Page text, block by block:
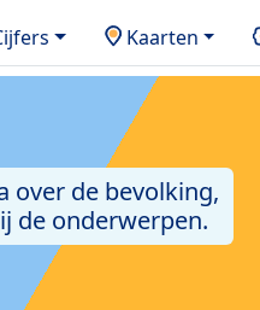
Kaarten
over de bevolking,
de onderwerpen.